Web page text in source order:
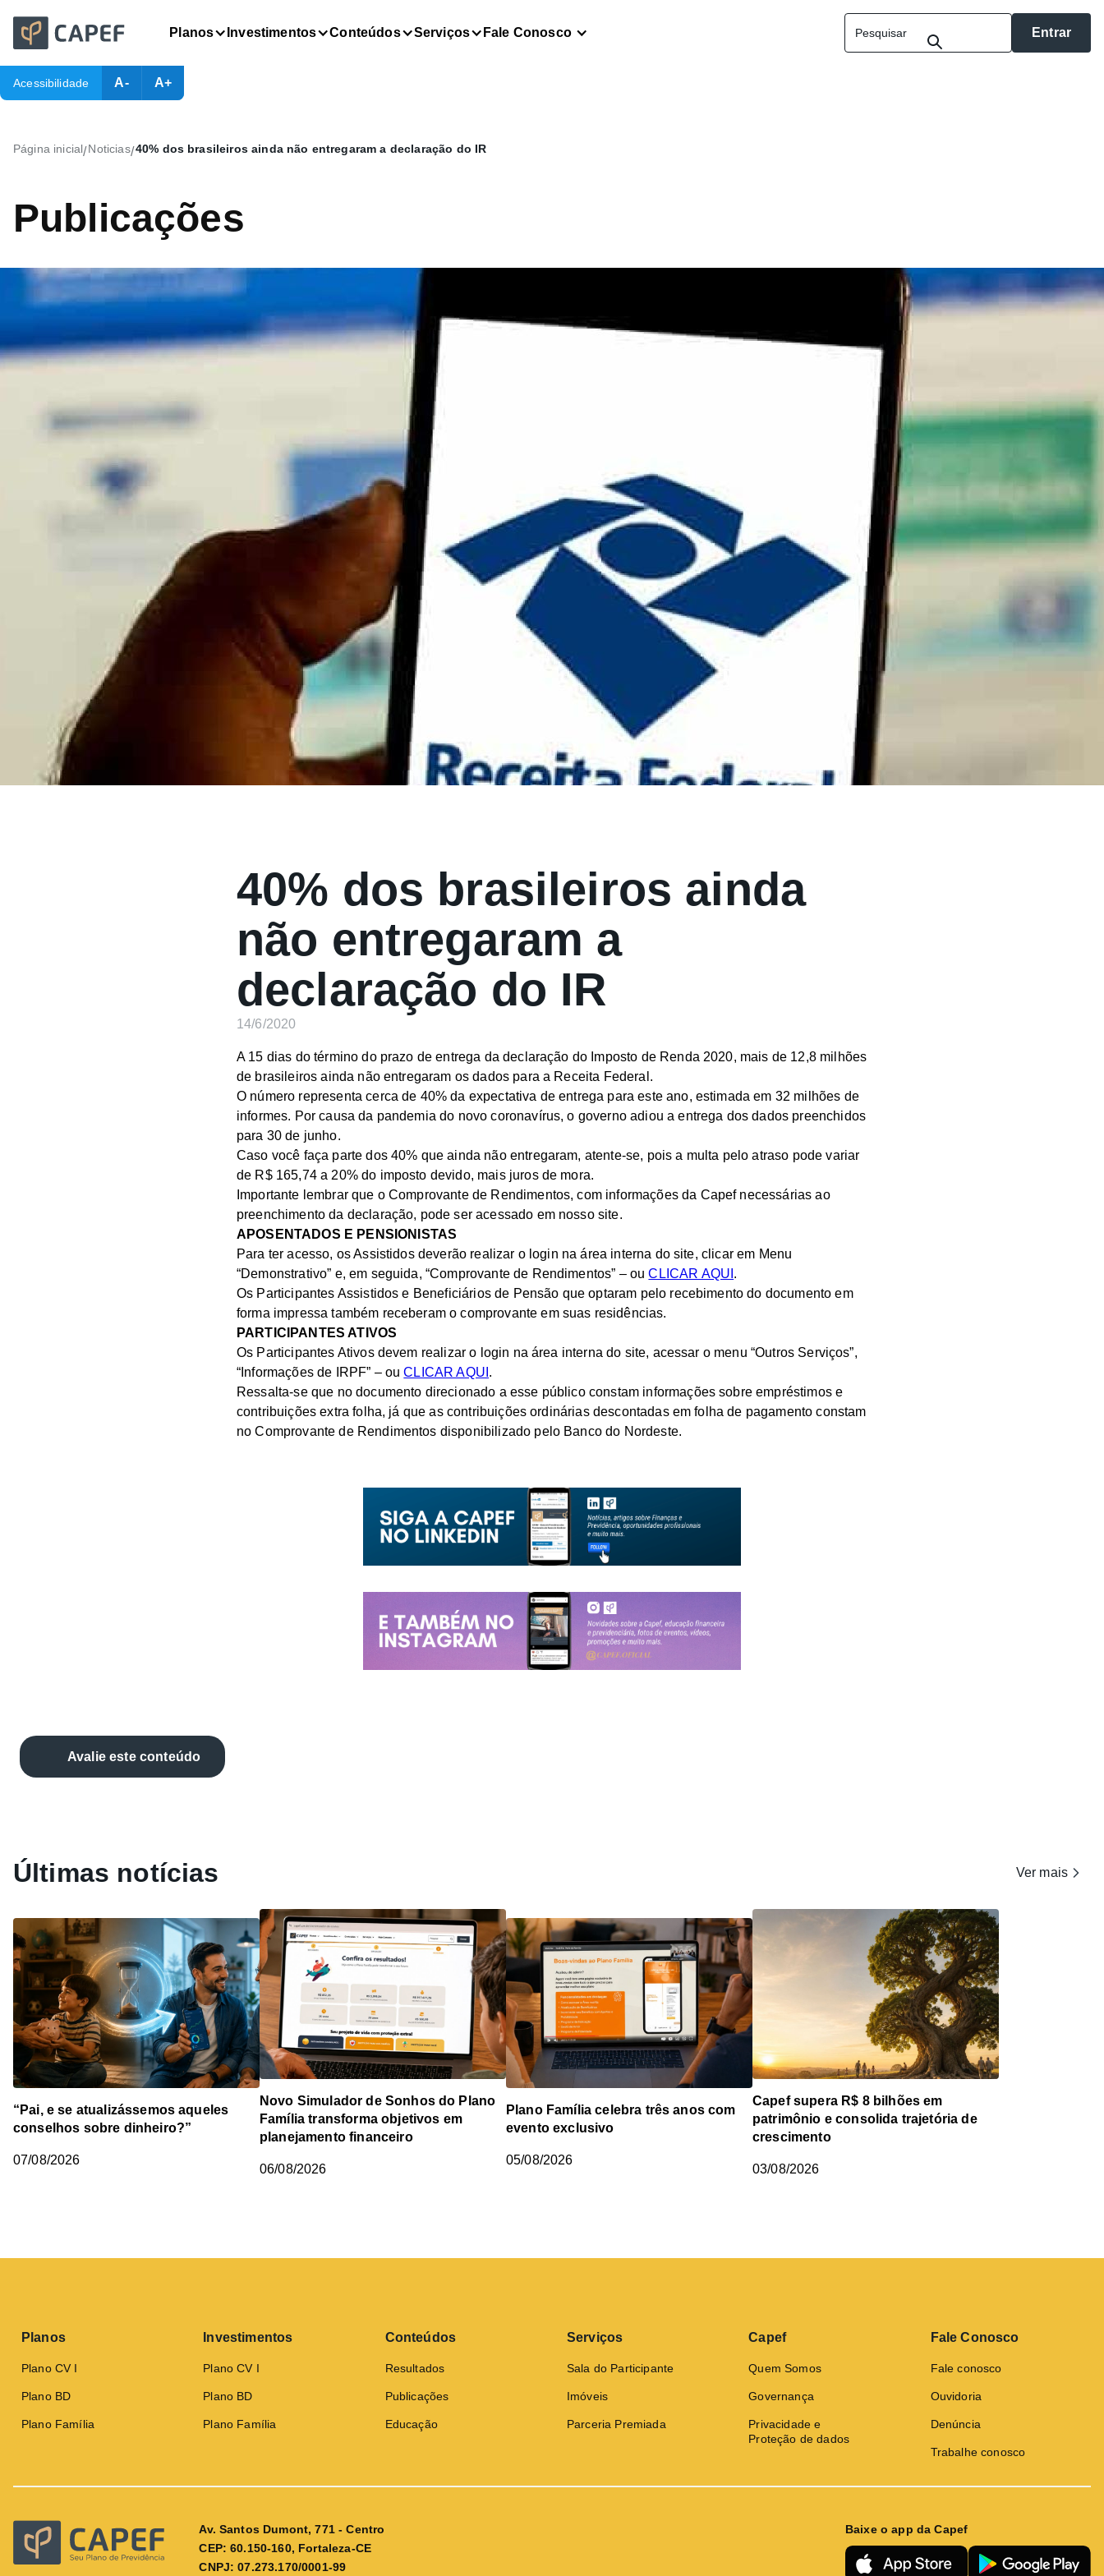
Planos Investimentos Conteúdos Serviços Fale Conosco Entrar
Acessibilidade A- A+
Página inicial/Noticias/40% dos brasileiros ainda não entregaram a declaração do IR
Publicações
40% dos brasileiros ainda
não entregaram a
declaração do IR
14/6/2020
A 15 dias do término do prazo de entrega da declaração do Imposto de Renda 2020, mais de 12,8 milhões
de brasileiros ainda não entregaram os dados para a Receita Federal.
O número representa cerca de 40% da expectativa de entrega para este ano, estimada em 32 milhões de
informes. Por causa da pandemia do novo coronavírus, o governo adiou a entrega dos dados preenchidos
para 30 de junho.
Caso você faça parte dos 40% que ainda não entregaram, atente-se, pois a multa pelo atraso pode variar
de R$ 165,74 a 20% do imposto devido, mais juros de mora.
Importante lembrar que o Comprovante de Rendimentos, com informações da Capef necessárias ao
preenchimento da declaração, pode ser acessado em nosso site.
APOSENTADOS E PENSIONISTAS
Para ter acesso, os Assistidos deverão realizar o login na área interna do site, clicar em Menu
“Demonstrativo” e, em seguida, “Comprovante de Rendimentos” – ouCLICAR AQUI .
Os Participantes Assistidos e Beneficiários de Pensão que optaram pelo recebimento do documento em
forma impressa também receberam o comprovante em suas residências.
PARTICIPANTES ATIVOS
Os Participantes Ativos devem realizar o login na área interna do site, acessar o menu “Outros Serviços”,
“Informações de IRPF” – ouCLICAR AQUI .
Ressalta-se que no documento direcionado a esse público constam informações sobre empréstimos e
contribuições extra folha, já que as contribuições ordinárias descontadas em folha de pagamento constam
no Comprovante de Rendimentos disponibilizado pelo Banco do Nordeste.
Avalie este conteúdo
Últimas notícias Ver mais
“Pai, e se atualizássemos aqueles
conselhos sobre dinheiro?”
07/08/2026
Novo Simulador de Sonhos do Plano
Família transforma objetivos em
planejamento financeiro
06/08/2026
Plano Família celebra três anos com
evento exclusivo
05/08/2026
Capef supera R$ 8 bilhões em
patrimônio e consolida trajetória de
crescimento
03/08/2026
Planos
Plano CV I
Plano BD
Plano Família
Investimentos
Plano CV I
Plano BD
Plano Família
Conteúdos
Resultados
Publicações
Educação
Serviços
Sala do Participante
Imóveis
Parceria Premiada
Capef
Quem Somos
Governança
Privacidade e
Proteção de dados
Fale Conosco
Fale conosco
Ouvidoria
Denúncia
Trabalhe conosco
Av. Santos Dumont, 771 - Centro
CEP: 60.150-160, Fortaleza-CE
CNPJ: 07.273.170/0001-99
Baixe o app da Capef